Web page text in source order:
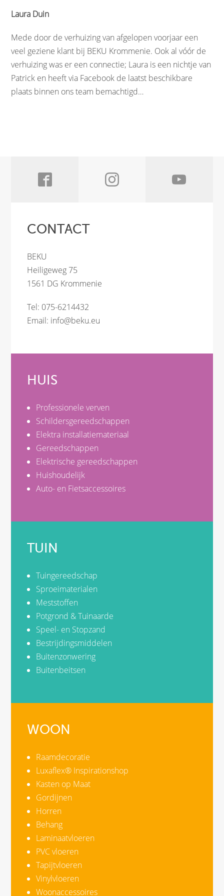
Laura Duin
Mede door de verhuizing van afgelopen voorjaar een
veel geziene klant bij BEKU Krommenie. Ook al vóór de
verhuizing was er een connectie; Laura is een nichtje van
Patrick en heeft via Facebook de laatst beschikbare
plaats binnen ons team bemachtigd…
CONTACT
BEKU
Heiligeweg 75
1561 DG Krommenie
Tel: 075-6214432
Email: info@beku.eu
HUIS
Professionele verven
Schildersgereedschappen
Elektra installatiemateriaal
Gereedschappen
Elektrische gereedschappen
Huishoudelijk
Auto- en Fietsaccessoires
TUIN
Tuingereedschap
Sproeimaterialen
Meststoffen
Potgrond & Tuinaarde
Speel- en Stopzand
Bestrijdingsmiddelen
Buitenzonwering
Buitenbeitsen
WOON
Raamdecoratie
Luxaflex® Inspirationshop
Kasten op Maat
Gordijnen
Horren
Behang
Laminaatvloeren
PVC vloeren
Tapijtvloeren
Vinylvloeren
Woonaccessoires